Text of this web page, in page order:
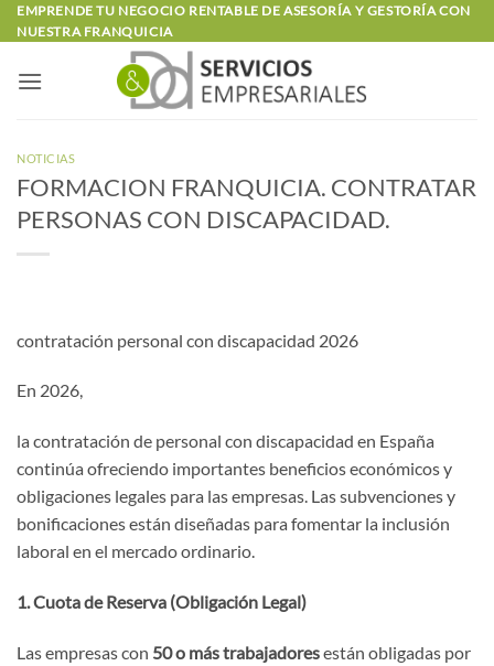
Saltar
al
EMPRENDE TU NEGOCIO RENTABLE DE ASESORÍA Y GESTORÍA CON
NUESTRA FRANQUICIA
NOTICIAS
FORMACION FRANQUICIA. CONTRATAR
PERSONAS CON DISCAPACIDAD.
contratación personal con discapacidad 2026
En 2026,
la contratación de personal con discapacidad en España
continúa ofreciendo importantes beneficios económicos y
obligaciones legales para las empresas. Las subvenciones y
bonificaciones están diseñadas para fomentar la inclusión
laboral en el mercado ordinario.
1. Cuota de Reserva (Obligación Legal)
Las empresas con 50 o más trabajadoresestán obligadas por